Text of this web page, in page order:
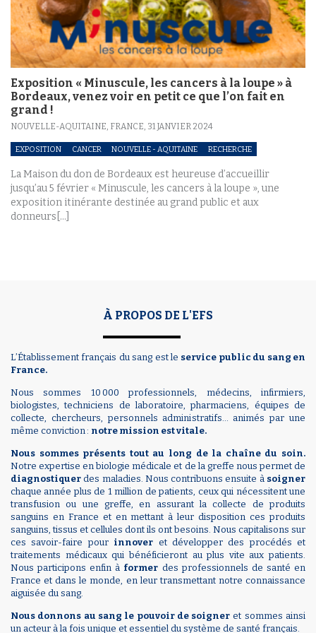
Exposition « Minuscule, les cancers à la loupe » à
Bordeaux, venez voir en petit ce que l’on fait en
grand !
NOUVELLE-AQUITAINE, FRANCE, 31 JANVIER 2024
EXPOSITION CANCER NOUVELLE - AQUITAINE RECHERCHE
La Maison du don de Bordeaux est heureuse d’accueillir
jusqu’au 5 février « Minuscule, les cancers à la loupe », une
exposition itinérante destinée au grand public et aux
donneurs[...]
À PROPOS DE L'EFS
L’Établissement français du sang est le service public du sang en
France.
Nous sommes 10 000 professionnels, médecins, infirmiers,
biologistes, techniciens de laboratoire, pharmaciens, équipes de
collecte, chercheurs, personnels administratifs… animés par une
même conviction : notre mission est vitale.
Nous sommes présents tout au long de la chaîne du soin.
Notre expertise en biologie médicale et de la greffe nous permet de
diagnostiquer des maladies. Nous contribuons ensuite à soigner
chaque année plus de 1 million de patients, ceux qui nécessitent une
transfusion ou une greffe, en assurant la collecte de produits
sanguins en France et en mettant à leur disposition ces produits
sanguins, tissus et cellules dont ils ont besoins. Nous capitalisons sur
ces savoir-faire pour innover et développer des procédés et
traitements médicaux qui bénéficieront au plus vite aux patients.
Nous participons enfin à former des professionnels de santé en
France et dans le monde, en leur transmettant notre connaissance
aiguisée du sang.
Nous donnons au sang le pouvoir de soigner et sommes ainsi
un acteur à la fois unique et essentiel du système de santé français.